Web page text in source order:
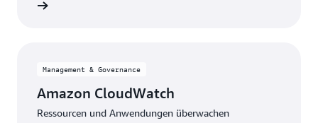
Management & Governance
Amazon CloudWatch
Ressourcen und Anwendungen überwachen